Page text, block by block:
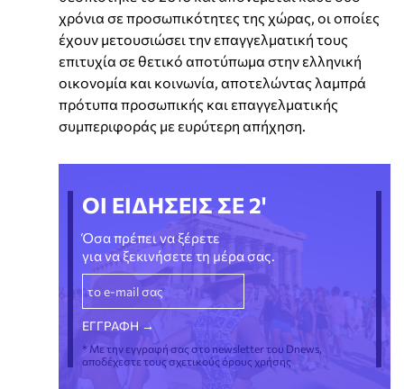
χρόνια σε προσωπικότητες της χώρας, οι οποίες
έχουν μετουσιώσει την επαγγελματική τους
επιτυχία σε θετικό αποτύπωμα στην ελληνική
οικονομία και κοινωνία, αποτελώντας λαμπρά
πρότυπα προσωπικής και επαγγελματικής
συμπεριφοράς με ευρύτερη απήχηση.
ΟΙ ΕΙΔΗΣΕΙΣ ΣΕ 2'
Όσα πρέπει να ξέρετε
για να ξεκινήσετε τη μέρα σας.
* Με την εγγραφή σας στο newsletter του Dnews,
αποδέχεστε τους σχετικούς όρους χρήσης